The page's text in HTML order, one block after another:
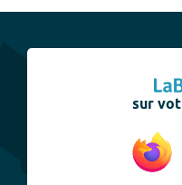
sur